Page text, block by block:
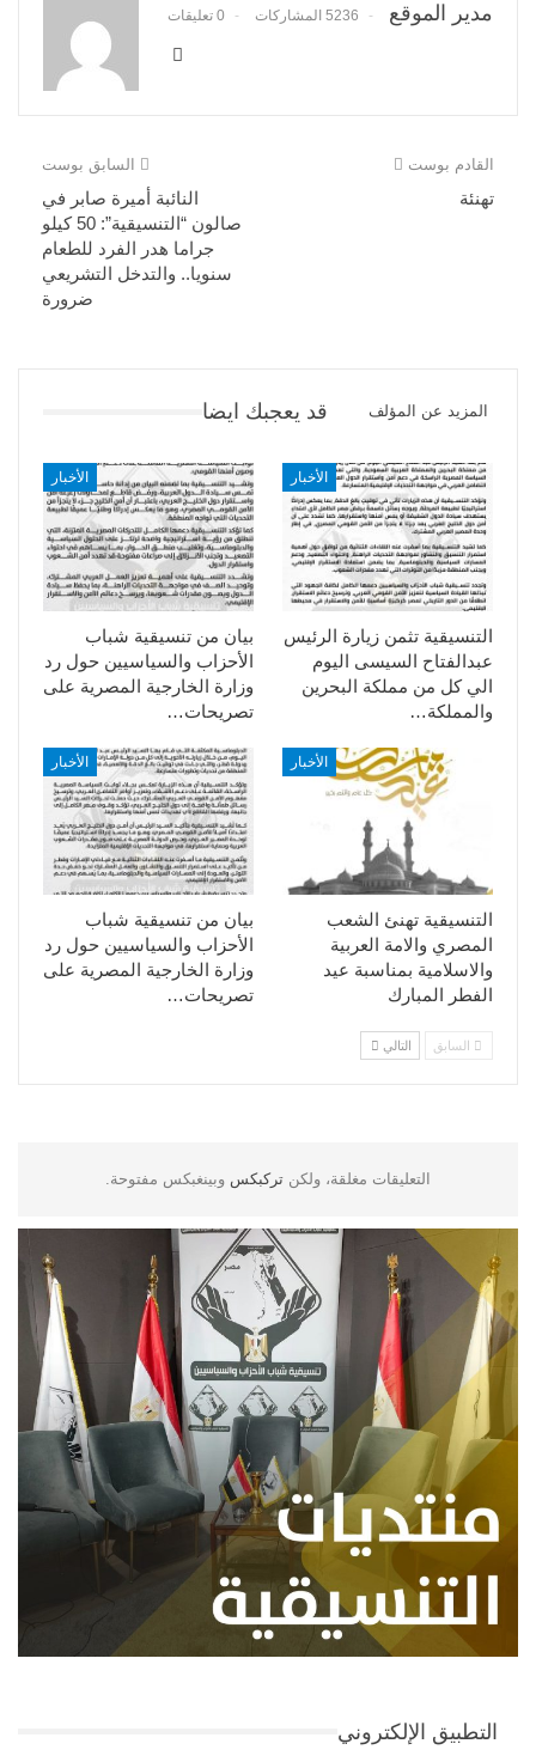
مدير الموقع 5236 المشاركات 0 تعليقات
السابق بوست
النائبة أميرة صابر في
صالون “التنسيقية”: 50 كيلو
جراما هدر الفرد للطعام
سنويا.. والتدخل التشريعي
ضرورة
القادم بوست
تهنئة
قد يعجبك ايضا المزيد عن المؤلف
الأخبار
بيان من تنسيقية شباب
الأحزاب والسياسيين حول رد
وزارة الخارجية المصرية على
تصريحات…
الأخبار
التنسيقية تثمن زيارة الرئيس
عبدالفتاح السيسى اليوم
الي كل من مملكة البحرين
والمملكة…
الأخبار
بيان من تنسيقية شباب
الأحزاب والسياسيين حول رد
وزارة الخارجية المصرية على
تصريحات…
الأخبار
التنسيقية تهنئ الشعب
المصري والامة العربية
والاسلامية بمناسبة عيد
الفطر المبارك
السابق التالي
التعليقات مغلقة، ولكن تركبكس وبينغبكس مفتوحة.
التطبيق الإلكتروني